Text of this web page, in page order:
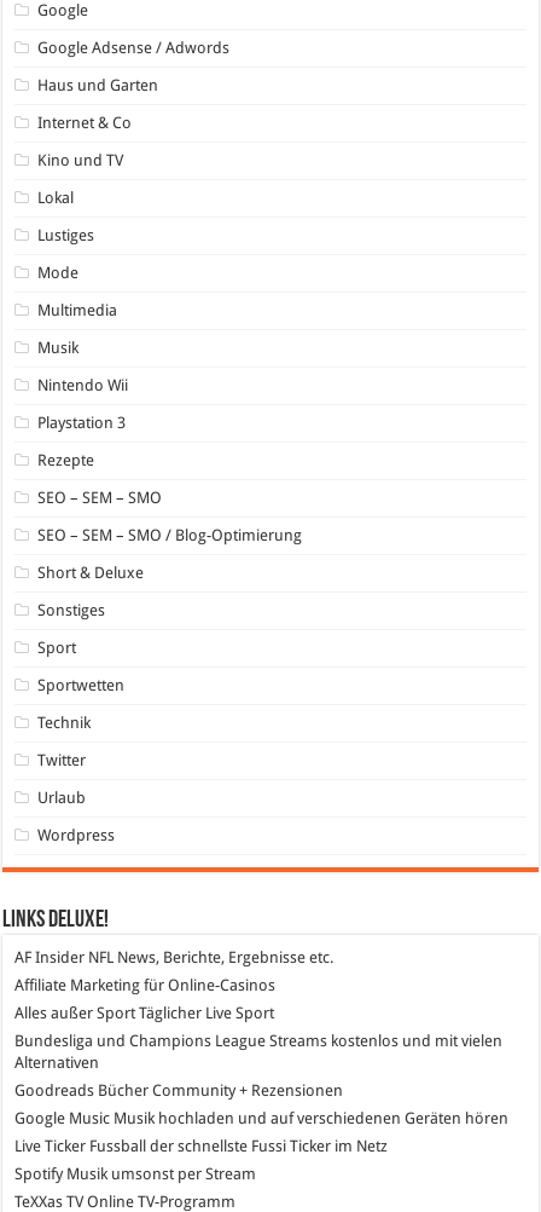
Google
Google Adsense / Adwords
Haus und Garten
Internet & Co
Kino und TV
Lokal
Lustiges
Mode
Multimedia
Musik
Nintendo Wii
Playstation 3
Rezepte
SEO – SEM – SMO
SEO – SEM – SMO / Blog-Optimierung
Short & Deluxe
Sonstiges
Sport
Sportwetten
Technik
Twitter
Urlaub
Wordpress
Links DeLuXe!
AF Insider NFL News, Berichte, Ergebnisse etc.
Affiliate Marketing für Online-Casinos
Alles außer SportTäglicher Live Sport
Bundesliga und Champions League Streams kostenlos und mit vielen
Alternativen
Goodreads Bücher Community + Rezensionen
Google Music Musik hochladen und auf verschiedenen Geräten hören
Live Ticker Fussball
der schnellste Fussi Ticker im Netz
SpotifyMusik umsonst per Stream
TeXXas TVOnline TV-Programm